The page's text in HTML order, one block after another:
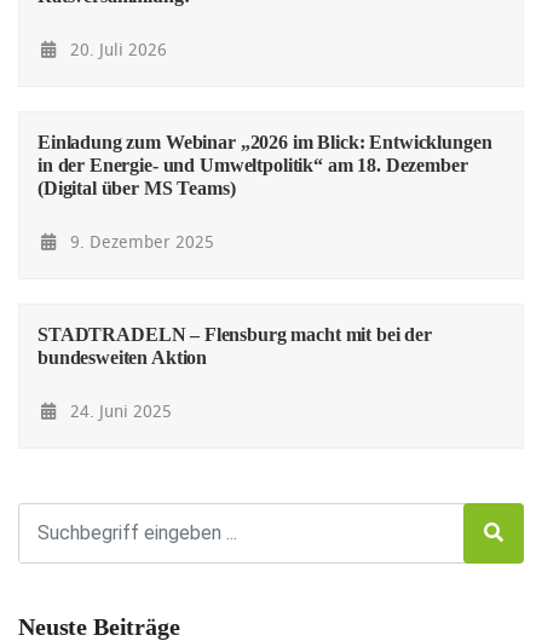
20. Juli 2026
Einladung zum Webinar „2026 im Blick: Entwicklungen
in der Energie- und Umweltpolitik“ am 18. Dezember
(Digital über MS Teams)
9. Dezember 2025
STADTRADELN – Flensburg macht mit bei der
bundesweiten Aktion
24. Juni 2025
Neuste Beiträge